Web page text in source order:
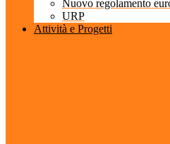
Nuovo regolamento
URP
Attività e Progetti